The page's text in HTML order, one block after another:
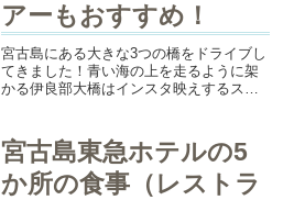
アーもおすすめ！
宮古島にある大きな3つの橋をドライブし
てきました！青い海の上を走るように架
かる伊良部大橋はインスタ映えするステ
に旅行に行かれる方、ぜひ読んでくださ
い！
宮古島東急ホテルの5
か所の食事（レストラ